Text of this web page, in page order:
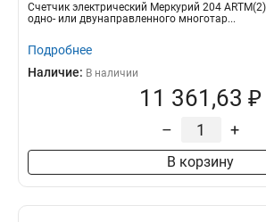
Счетчик электрический Меркурий 204
одно- или двунаправленного многотар...
Подробнее
Наличие: В наличии
11 361,63 ₽
– +
В корзину